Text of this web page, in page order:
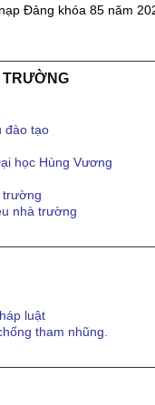
Đảng khóa 85 năm
TRƯỜNG
đào tạo
học Hùng Vương
trường
nhà trường
luật
tham nhũng.